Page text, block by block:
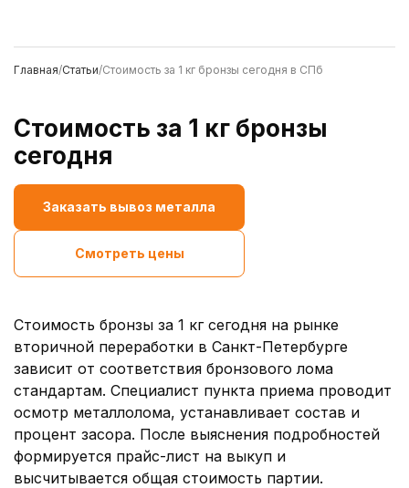
Главная/Статьи/Стоимость за 1 кг бронзы сегодня в СПб
Стоимость за 1 кг бронзы
сегодня
Заказать вывоз металла
Смотреть цены
Стоимость бронзы за 1 кг сегодня на рынке
вторичной переработки в Санкт-Петербурге
зависит от соответствия бронзового лома
стандартам. Специалист пункта приема проводит
осмотр металлолома, устанавливает состав и
процент засора. После выяснения подробностей
формируется прайс-лист на выкуп и
высчитывается общая стоимость партии.